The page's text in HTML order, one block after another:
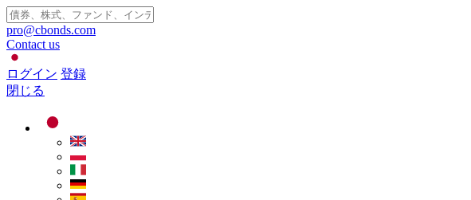
pro@cbonds.com
Contact us
ログイン 登録
閉じる